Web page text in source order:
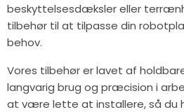
beskyttelsesdæksler eller
tilbehør til at tilpasse din
behov.
Vores tilbehør er lavet af
langvarig brug og præcision i
at være lette at installere, så du